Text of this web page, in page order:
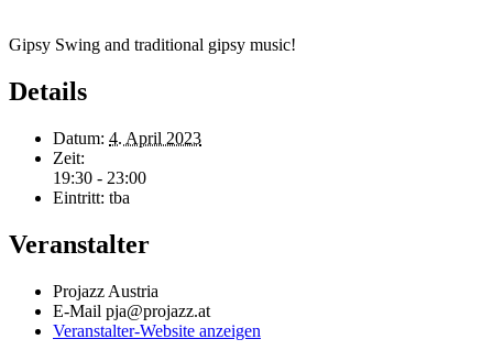
Gipsy Swing and traditional gipsy music!
Details
Datum: 4. April 2023
Zeit:
19:30 - 23:00
Eintritt: tba
Veranstalter
Projazz Austria
E-Mail pja@projazz.at
Veranstalter-Website anzeigen